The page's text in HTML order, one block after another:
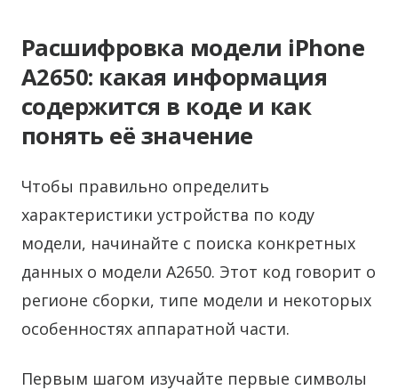
Расшифровка модели iPhone
A2650: какая информация
содержится в коде и как
понять её значение
Чтобы правильно определить
характеристики устройства по коду
модели, начинайте с поиска конкретных
данных о модели A2650. Этот код говорит о
регионе сборки, типе модели и некоторых
особенностях аппаратной части.
Первым шагом изучайте первые символы